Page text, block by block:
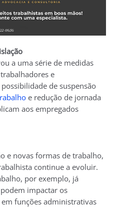
a uma série de medidas
e
de suspensão
e redução de jornada
aos empregados
e novas formas de trabalho,
continue a evoluir.
por exemplo, já
impactar os
funções administrativas